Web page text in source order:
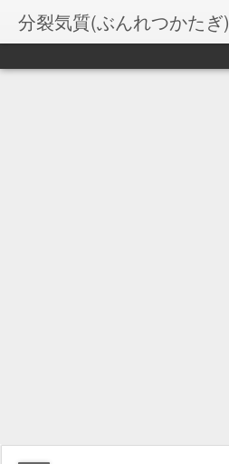
分裂気質(ぶんれつかたぎ)